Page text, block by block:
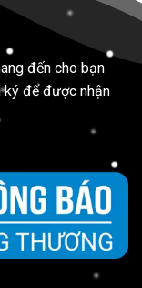
đến cho bạn
ký để được nhận